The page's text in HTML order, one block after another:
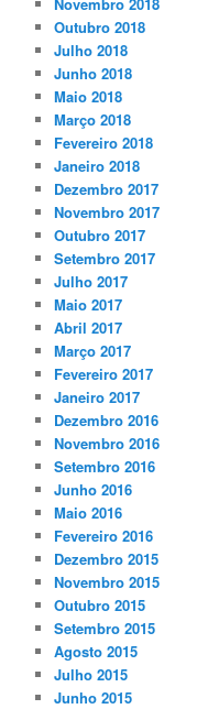
Outubro 2018
Julho 2018
Junho 2018
Maio 2018
Março 2018
Fevereiro 2018
Janeiro 2018
Dezembro 2017
Novembro 2017
Outubro 2017
Setembro 2017
Julho 2017
Maio 2017
Abril 2017
Março 2017
Fevereiro 2017
Janeiro 2017
Dezembro 2016
Novembro 2016
Setembro 2016
Junho 2016
Maio 2016
Fevereiro 2016
Dezembro 2015
Novembro 2015
Outubro 2015
Setembro 2015
Agosto 2015
Julho 2015
Junho 2015